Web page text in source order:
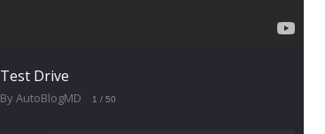
Test Drive
By AutoBlogMD 1 / 50